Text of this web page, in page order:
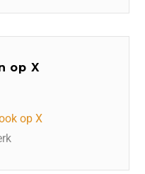
op X
op X